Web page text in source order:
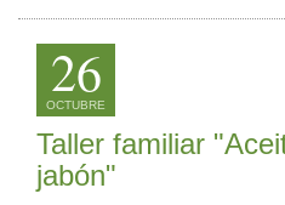
26
OCTUBRE
Taller familiar
jabón"